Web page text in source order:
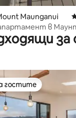
Maunganui
в
с достъп до басейн
за
гостите
гостите